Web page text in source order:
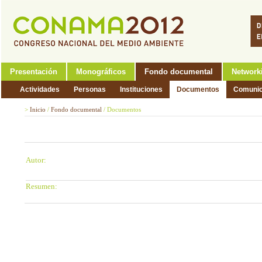
Presentación Monográficos Fondo documental
Actividades Personas Instituciones Documentos
> Inicio / Fondo documental / Documentos
Autor:
Resumen: